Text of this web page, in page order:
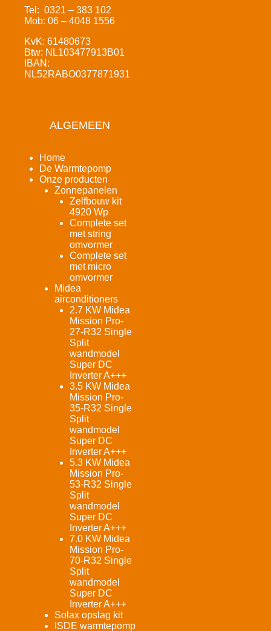
Tel: 0321 – 383 102
Mob: 06 – 4048 1556
KvK: 61480673
Btw: NL103477913B01
IBAN:
NL52RABO0377871931
ALGEMEEN
Home
De Warmtepomp
Onze producten
Zonnepanelen
Zelfbouw kit
4920 Wp
Complete set
met string
omvormer
Complete set
met micro
omvormer
Midea
airconditioners
2.7 KW Midea
Mission Pro-
27-R32 Single
Split
wandmodel
Super DC
Inverter A+++
3.5 KW Midea
Mission Pro-
35-R32 Single
Split
wandmodel
Super DC
Inverter A+++
5.3 KW Midea
Mission Pro-
53-R32 Single
Split
wandmodel
Super DC
Inverter A+++
7.0 KW Midea
Mission Pro-
70-R32 Single
Split
wandmodel
Super DC
Inverter A+++
Solax opslag kit
ISDE warmtepomp